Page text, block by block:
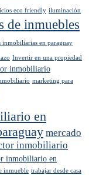
eco friendly iluminación
de inmuebles
inmobiliarias en paraguay
Invertir en una propiedad
inmobiliario
marketing para
en
mercado
inmobiliario
inmobiliario en
inmueble trabajar desde casa